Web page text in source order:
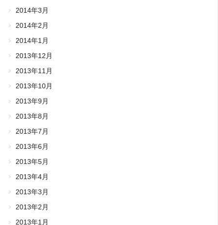
2014年3月
2014年2月
2014年1月
2013年12月
2013年11月
2013年10月
2013年9月
2013年8月
2013年7月
2013年6月
2013年5月
2013年4月
2013年3月
2013年2月
2013年1月